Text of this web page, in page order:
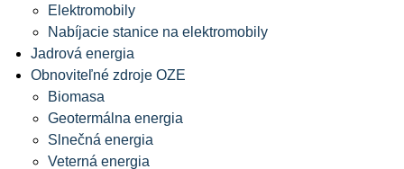
Elektromobily
Nabíjacie stanice na elektromobily
Jadrová energia
Obnoviteľné zdroje OZE
Biomasa
Geotermálna energia
Slnečná energia
Veterná energia